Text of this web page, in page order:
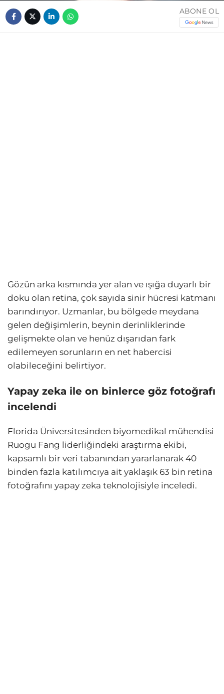
ABONE OL
Gözün arka kısmında yer alan ve ışığa duyarlı bir
doku olan retina, çok sayıda sinir hücresi katmanı
barındırıyor. Uzmanlar, bu bölgede meydana
gelen değişimlerin, beynin derinliklerinde
gelişmekte olan ve henüz dışarıdan fark
edilemeyen sorunların en net habercisi
olabileceğini belirtiyor.
Yapay zeka ile on binlerce göz fotoğrafı
incelendi
Florida Üniversitesinden biyomedikal mühendisi
Ruogu Fang liderliğindeki araştırma ekibi,
kapsamlı bir veri tabanından yararlanarak 40
binden fazla katılımcıya ait yaklaşık 63 bin retina
fotoğrafını yapay zeka teknolojisiyle inceledi.